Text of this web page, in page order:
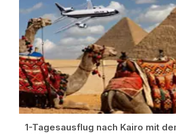
1-Tagesausflug nach Kairo mit